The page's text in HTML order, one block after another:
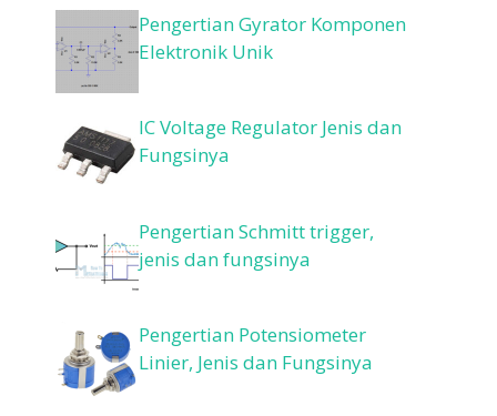
Pengertian Gyrator Komponen
Elektronik Unik
IC Voltage Regulator Jenis dan
Fungsinya
Pengertian Schmitt trigger,
jenis dan fungsinya
Pengertian Potensiometer
Linier, Jenis dan Fungsinya